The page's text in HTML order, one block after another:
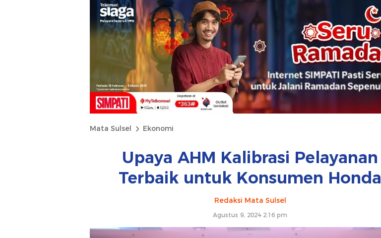
Mata Sulsel Ekonomi
Upaya AHM Kalibrasi Pelayanan
Terbaik untuk Konsumen Honda
Redaksi Mata Sulsel
Agustus 9, 2024 2:16 pm